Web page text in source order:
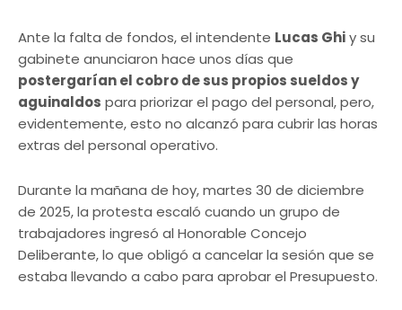
Ante la falta de fondos, el intendente Lucas Ghiy su
gabinete anunciaron hace unos días que
postergarían el cobro de sus propios sueldos y
aguinaldos para priorizar el pago del personal, pero,
evidentemente, esto no alcanzó para cubrir las horas
extras del personal operativo.
Durante la mañana de hoy, martes 30 de diciembre
de 2025, la protesta escaló cuando un grupo de
trabajadores ingresó al Honorable Concejo
Deliberante, lo que obligó a cancelar la sesión que se
estaba llevando a cabo para aprobar el Presupuesto.